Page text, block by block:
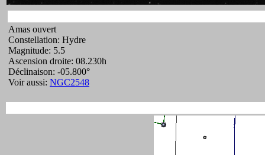
Amas ouvert
Constellation: Hydre
Magnitude: 5.5
Ascension droite: 08.230h
Déclinaison: -05.800°
Voir aussi: NGC2548